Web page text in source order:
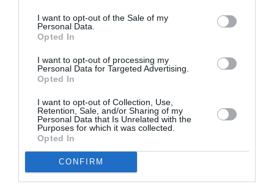
I want to opt-out of the Sale of my
Personal Data.
Opted In
I want to opt-out of processing my
Personal Data for Targeted Advertising.
Opted In
I want to opt-out of Collection, Use,
Retention, Sale, and/or Sharing of my
Personal Data that Is Unrelated with the
Purposes for which it was collected.
Opted In
CONFIRM
La Corte riconosce che, in molti casi, queste
persone possono essere state costrette ad
violenze, oppure possono averlo fatto per
affrontare un’emergenza durante il viaggio. Per
questo motivo, la loro posizione deve essere
valutata caso per caso e non può essere
automaticamente equiparata a quella dei
trafficanti che organizzano e finanziano le